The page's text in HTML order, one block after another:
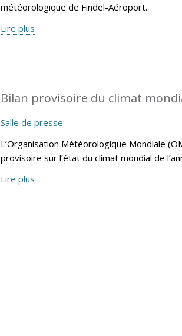
météorologique de Findel-Aéroport.
Lire plus
Bilan provisoire du climat
Salle de presse
L’Organisation Météorologique Mondiale
provisoire sur l’état du climat mondial de
Lire plus